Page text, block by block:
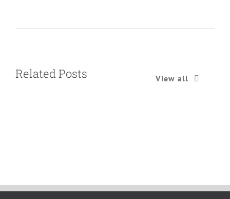
Related Posts View all